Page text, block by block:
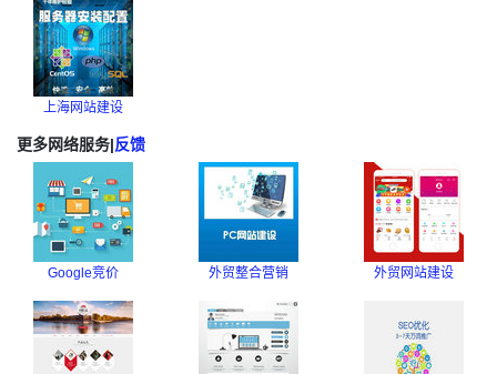
上海网站建设
更多网络服务|反馈
Google竞价 外贸整合营销 外贸网站建设